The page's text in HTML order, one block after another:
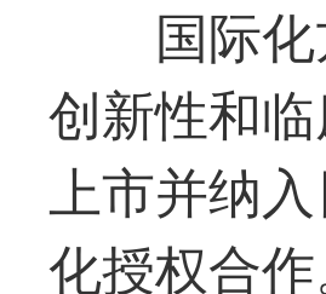
国际
创新性和
上市并纳
化授权合